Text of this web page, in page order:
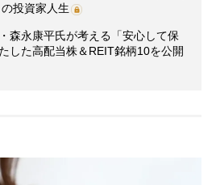
投資家人生
森永康平氏が考える「安心して保
した高配当株＆REIT銘柄10を公開